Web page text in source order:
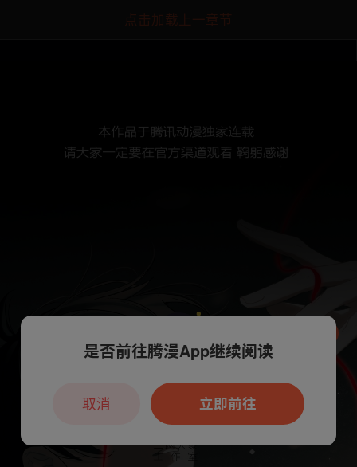
点击加载上一章节
本章节仅支持App阅读，可打开App新用
户7天免费看
是否前往腾漫App继续阅读
立即前往
取消